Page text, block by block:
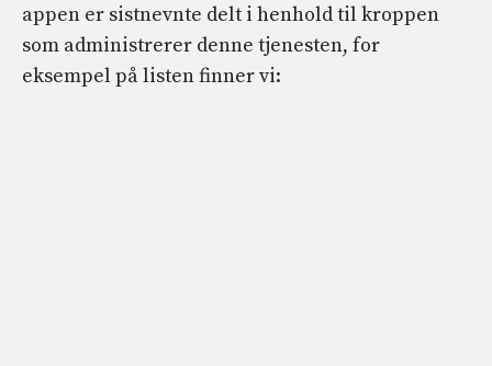
appen er sistnevnte delt i henhold til kroppen
som administrerer denne tjenesten, for
eksempel på listen finner vi: